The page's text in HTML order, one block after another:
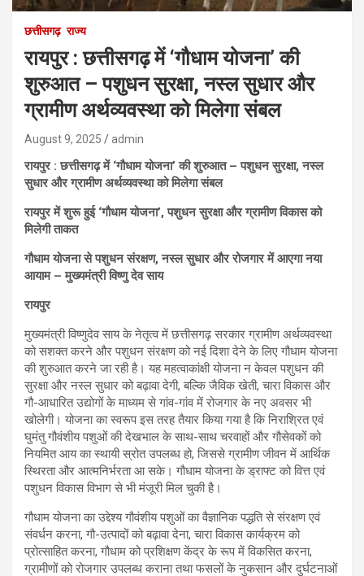
छत्तीसगढ़ राज्य
रायपुर : छत्तीसगढ़ में ‘गौधाम योजना’ की
शुरुआत – पशुधन सुरक्षा, नस्ल सुधार और
ग्रामीण अर्थव्यवस्था को मिलेगा संबल
August 9, 2025 admin
रायपुर : छत्तीसगढ़ में ‘गौधाम योजना’ की शुरुआत – पशुधन सुरक्षा, नस्ल
सुधार और ग्रामीण अर्थव्यवस्था को मिलेगा संबल
रायपुर में शुरू हुई ‘गौधाम योजना’, पशुधन सुरक्षा और ग्रामीण विकास को
मिलेगी ताकत
गौधाम योजना से पशुधन संरक्षण, नस्ल सुधार और रोजगार में आएगा नया
आयाम – मुख्यमंत्री विष्णु देव साय
रायपुर
मुख्यमंत्री विष्णुदेव साय के नेतृत्व में छत्तीसगढ़ सरकार ग्रामीण अर्थव्यवस्था
को सशक्त करने और पशुधन संरक्षण को नई दिशा देने के लिए गौधाम योजना
की शुरुआत करने जा रही है। यह महत्वाकांक्षी योजना न केवल पशुधन की
सुरक्षा और नस्ल सुधार को बढ़ावा देगी, बल्कि जैविक खेती, चारा विकास और
गौ-आधारित उद्योगों के माध्यम से गांव-गांव में रोजगार के नए अवसर भी
खोलेगी। योजना का स्वरूप इस तरह तैयार किया गया है कि निराश्रित एवं
घुमंतु गौवंशीय पशुओं की देखभाल के साथ-साथ चरवाहों और गौसेवकों को
नियमित आय का स्थायी स्रोत उपलब्ध हो, जिससे ग्रामीण जीवन में आर्थिक
स्थिरता और आत्मनिर्भरता आ सके। गौधाम योजना के ड्राफ्ट को वित्त एवं
पशुधन विकास विभाग से भी मंजूरी मिल चुकी है।
गौधाम योजना का उद्देश्य गौवंशीय पशुओं का वैज्ञानिक पद्धति से संरक्षण एवं
संवर्धन करना, गौ-उत्पादों को बढ़ावा देना, चारा विकास कार्यक्रम को
प्रोत्साहित करना, गौधाम को प्रशिक्षण केंद्र के रूप में विकसित करना,
ग्रामीणों को रोजगार उपलब्ध कराना तथा फसलों के नुकसान और दुर्घटनाओं